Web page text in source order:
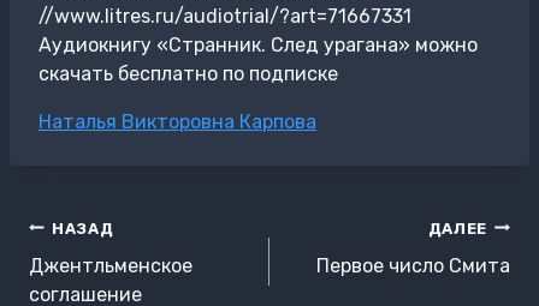
//www.litres.ru/audiotrial/?art=71667331
Аудиокнигу «Странник. След урагана» можно
скачать бесплатно по подписке
Метки
Наталья Викторовна Карпова
Навигация
по
НАЗАД
Джентльменское
соглашение
ДАЛЕЕ
Первое число Смита